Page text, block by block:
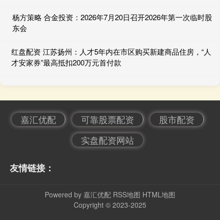
杨方策略 合金投资：2026年7月20日召开2026年第一次临时股
东会
红盘配资 江苏扬州：人才5年内在市区购买新建商品住房，“人
才安家券”最高抵扣200万元首付款
嘉汇优配 可靠股票配资
股市配资
实盘配资网站
友情链接：
Powered by 嘉汇优配 RSS地图 HTML地图
Copyright © 2023-2025